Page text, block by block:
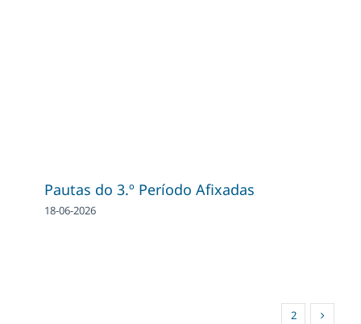
Pautas do 3.º Período Afixadas
18-06-2026
2